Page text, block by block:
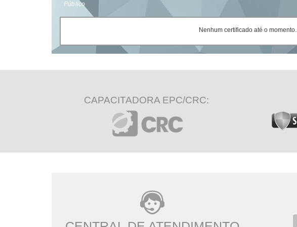
Público
Nenhum certificado até o momento.
CAPACITADORA EPC/CRC: